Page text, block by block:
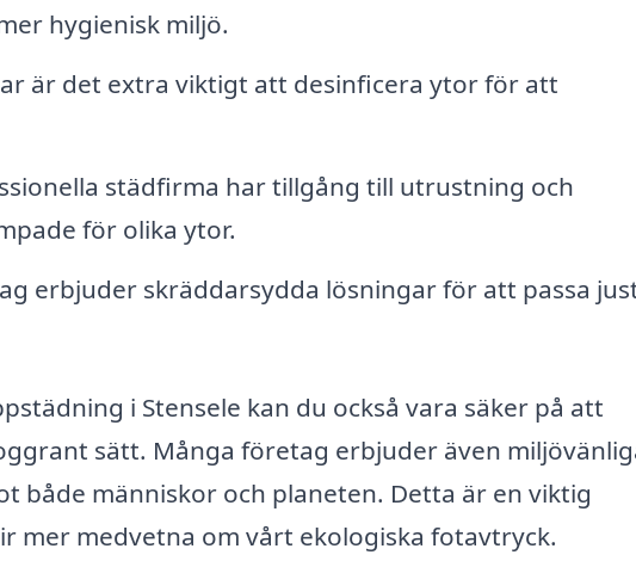
hygienisk miljö.
är det extra viktigt att desinficera ytor för att
städfirma har tillgång till utrustning och
för olika ytor.
erbjuder skräddarsydda lösningar för att passa
i Stensele kan du också vara säker på att
sätt. Många företag erbjuder även
både människor och planeten. Detta är en viktig
mer medvetna om vårt ekologiska fotavtryck.